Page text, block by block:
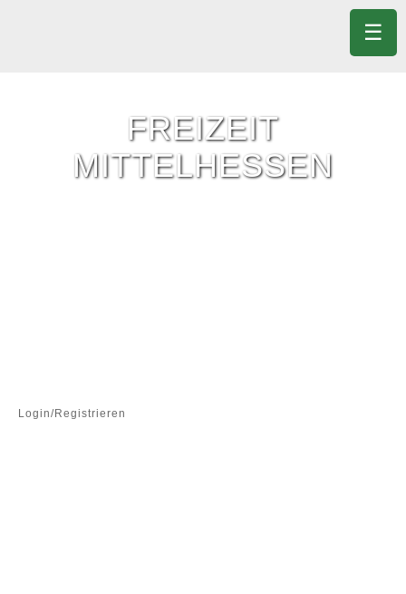
FREIZEIT
MITTELHESSEN
Login/Registrieren
☰